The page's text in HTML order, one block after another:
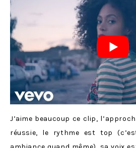
J’aime beaucoup ce clip,
réussie, le rythme est top